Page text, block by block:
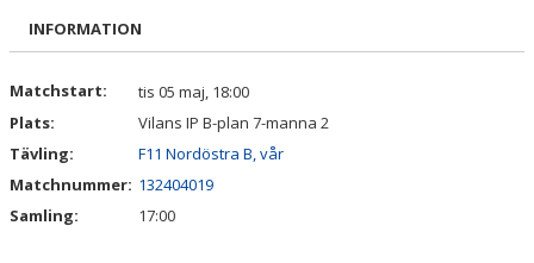
DOKUMENT
INFORMATION
Matchstart:
tis 05 maj, 18:00
Plats:
Vilans IP B-plan 7-manna 2
Tävling:
F11 Nordöstra B, vår
Matchnummer: 132404019
Samling:
17:00